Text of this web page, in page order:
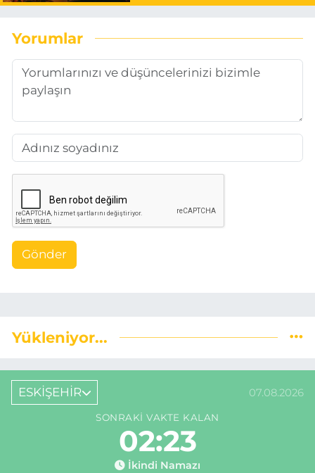
Yorumlar
Gönder
Yükleniyor...
ESKİŞEHİR 07.08.2026
SONRAKI VAKTE KALAN
02:22
İkindi Namazı